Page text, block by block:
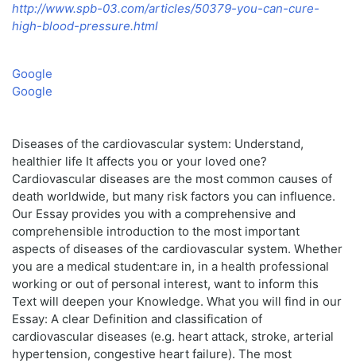
http://www.spb-03.com/articles/50379-you-can-cure-
high-blood-pressure.html
Google
Google
Diseases of the cardiovascular system: Understand,
healthier life It affects you or your loved one?
Cardiovascular diseases are the most common causes of
death worldwide, but many risk factors you can influence.
Our Essay provides you with a comprehensive and
comprehensible introduction to the most important
aspects of diseases of the cardiovascular system. Whether
you are a medical student:are in, in a health professional
working or out of personal interest, want to inform this
Text will deepen your Knowledge. What you will find in our
Essay: A clear Definition and classification of
cardiovascular diseases (e.g. heart attack, stroke, arterial
hypertension, congestive heart failure). The most